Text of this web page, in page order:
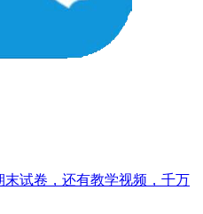
试卷，还有教学视频，千万